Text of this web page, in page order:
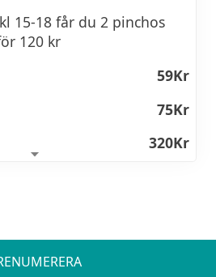
& riven ost
& bearnaisesås
& bearnaisesås
15-18 får du 2 pinchos
120 kr
59Kr
75Kr
320Kr